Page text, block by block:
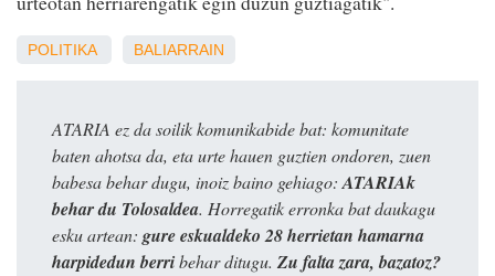
POLITIKA BALIARRAIN
ATARIA ez da soilik komunikabide bat: komunitate
baten ahotsa da, eta urte hauen guztien ondoren, zuen
babesa behar dugu, inoiz baino gehiago: ATARIAk
behar du Tolosaldea. Horregatik erronka bat daukagu
esku artean: gure eskualdeko 28 herrietan hamarna
harpidedun berribehar ditugu. Zu falta zara, bazatoz?